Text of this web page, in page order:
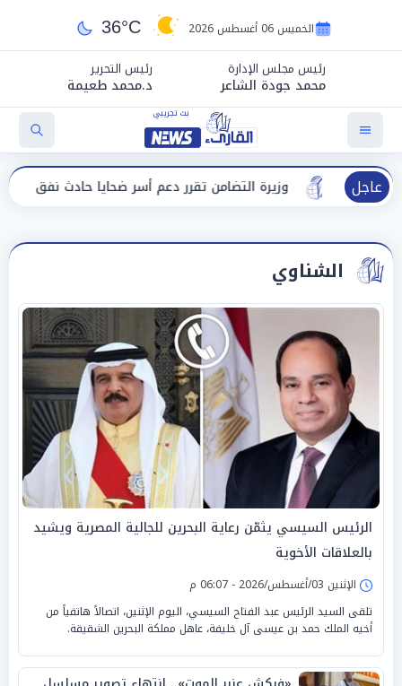
الخميس 06 أغسطس 2026 36°C
رئيس مجلس الإدارة
محمد جودة الشاعر
رئيس التحرير
د.محمد طعيمة
عاجل
وزيرة التضامن تقرر دعم أسر ضحايا حادث نفق الودي ببني سويف
الشناوي
الرئيس السيسي يثمّن رعاية البحرين للجالية المصرية ويشيد
بالعلاقات الأخوية
الإثنين 03/أغسطس/2026 - 06:07 م
تلقى السيد الرئيس عبد الفتاح السيسي، اليوم الإثنين، اتصالاً هاتفياً من
أخيه الملك حمد بن عيسى آل خليفة، عاهل مملكة البحرين الشقيقة.